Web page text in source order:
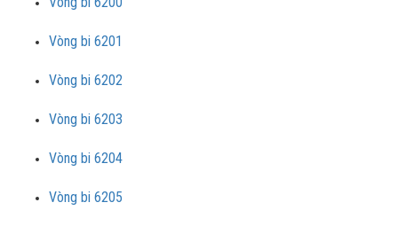
Vòng bi 6201
Vòng bi 6202
Vòng bi 6203
Vòng bi 6204
Vòng bi 6205